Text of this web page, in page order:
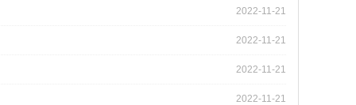
2022-11-21
2022-11-21
2022-11-21
2022-11-21